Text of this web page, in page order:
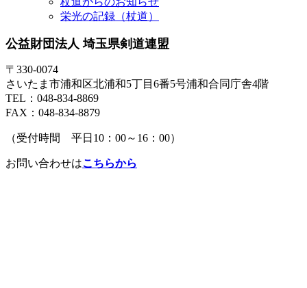
栄光の記録（杖道）
公益財団法人 埼玉県剣道連盟
〒330-0074
さいたま市浦和区北浦和5丁目6番5号浦和合同庁舎4階
TEL：048-834-8869
FAX：048-834-8879
（受付時間 平日10：00～16：00）
お問い合わせはこちらから